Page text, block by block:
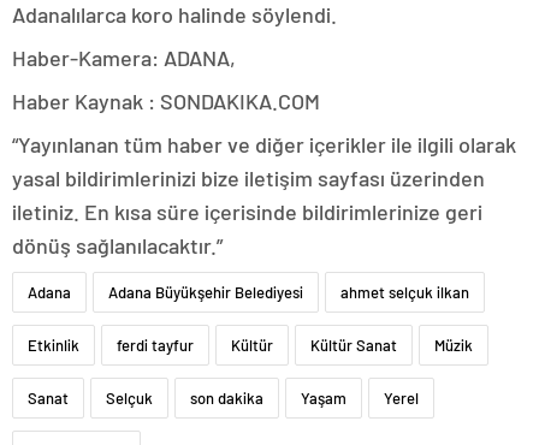
Adanalılarca koro halinde söylendi.
Haber-Kamera: ADANA,
Haber Kaynak : SONDAKIKA.COM
“Yayınlanan tüm haber ve diğer içerikler ile ilgili olarak
yasal bildirimlerinizi bize iletişim sayfası üzerinden
iletiniz. En kısa süre içerisinde bildirimlerinize geri
dönüş sağlanılacaktır.”
Adana Adana Büyükşehir Belediyesi ahmet selçuk ilkan
Etkinlik ferdi tayfur Kültür Kültür Sanat Müzik
Sanat Selçuk son dakika Yaşam Yerel